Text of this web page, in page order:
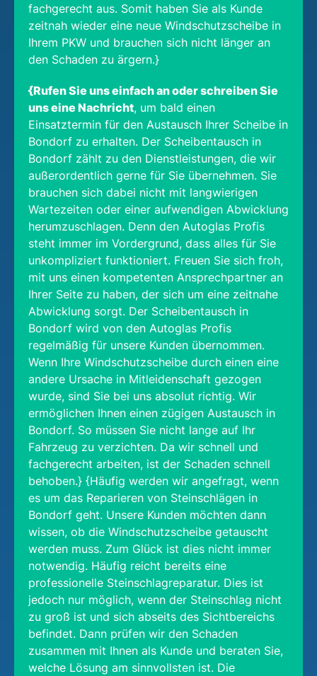
fachgerecht aus. Somit haben Sie als Kunde
zeitnah wieder eine neue Windschutzscheibe in
Ihrem PKW und brauchen sich nicht länger an
den Schaden zu ärgern.}
{Rufen Sie uns einfach an oder schreiben Sie
uns eine Nachricht, um bald einen
Einsatztermin für den Austausch Ihrer Scheibe in
Bondorf zu erhalten. Der Scheibentausch in
Bondorf zählt zu den Dienstleistungen, die wir
außerordentlich gerne für Sie übernehmen. Sie
brauchen sich dabei nicht mit langwierigen
Wartezeiten oder einer aufwendigen Abwicklung
herumzuschlagen. Denn den Autoglas Profis
steht immer im Vordergrund, dass alles für Sie
unkompliziert funktioniert. Freuen Sie sich froh,
mit uns einen kompetenten Ansprechpartner an
Ihrer Seite zu haben, der sich um eine zeitnahe
Abwicklung sorgt. Der Scheibentausch in
Bondorf wird von den Autoglas Profis
regelmäßig für unsere Kunden übernommen.
Wenn Ihre Windschutzscheibe durch einen eine
andere Ursache in Mitleidenschaft gezogen
wurde, sind Sie bei uns absolut richtig. Wir
ermöglichen Ihnen einen zügigen Austausch in
Bondorf. So müssen Sie nicht lange auf Ihr
Fahrzeug zu verzichten. Da wir schnell und
fachgerecht arbeiten, ist der Schaden schnell
behoben.} {Häufig werden wir angefragt, wenn
es um das Reparieren von Steinschlägen in
Bondorf geht. Unsere Kunden möchten dann
wissen, ob die Windschutzscheibe getauscht
werden muss. Zum Glück ist dies nicht immer
notwendig. Häufig reicht bereits eine
professionelle Steinschlagreparatur. Dies ist
jedoch nur möglich, wenn der Steinschlag nicht
zu groß ist und sich abseits des Sichtbereichs
befindet. Dann prüfen wir den Schaden
zusammen mit Ihnen als Kunde und beraten Sie,
welche Lösung am sinnvollsten ist. Die